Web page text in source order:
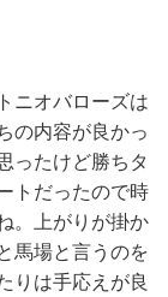
ニオバローズは
の内容が良かっ
ったけど勝ちタ
トだったので時
。上がりが掛か
馬場と言うのを
りは手応えが良